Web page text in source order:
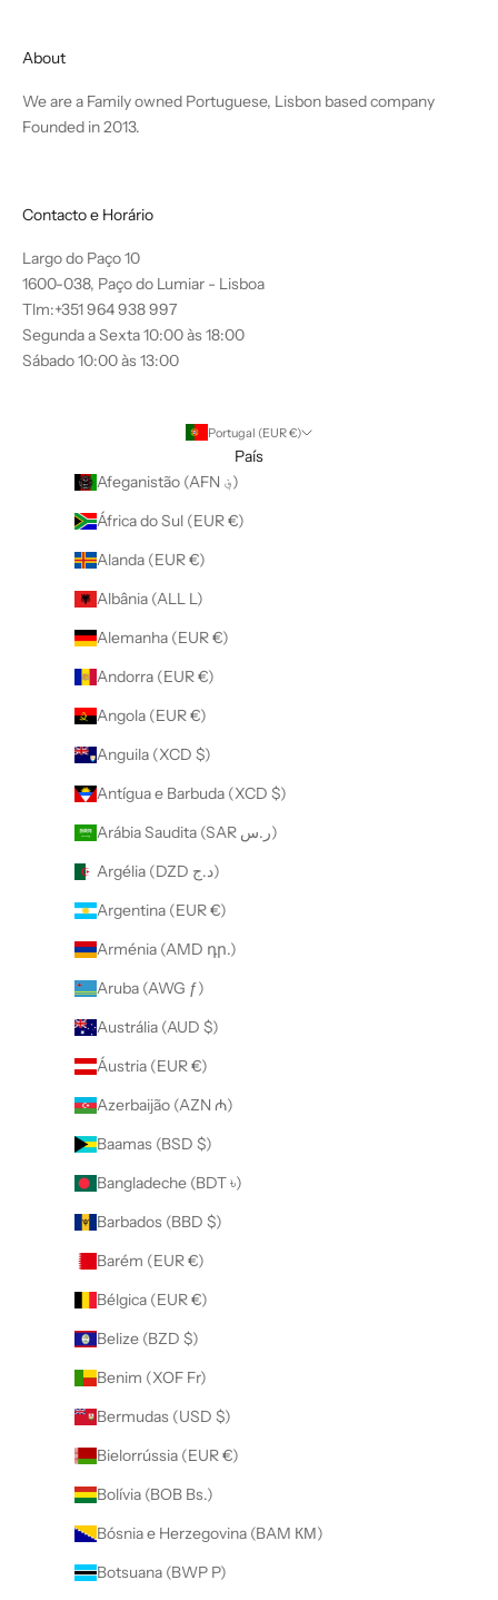
About
We are a Family owned Portuguese, Lisbon based company
Founded in 2013.
Contacto e Horário
Largo do Paço 10
1600-038, Paço do Lumiar - Lisboa
Tlm:+351 964 938 997
Segunda a Sexta 10:00 às 18:00
Sábado 10:00 às 13:00
Portugal (EUR €)
País
Afeganistão (AFN ؋)
África do Sul (EUR €)
Alanda (EUR €)
Albânia (ALL L)
Alemanha (EUR €)
Andorra (EUR €)
Angola (EUR €)
Anguila (XCD $)
Antígua e Barbuda (XCD $)
Arábia Saudita (SAR ر.س)
Argélia (DZD د.ج)
Argentina (EUR €)
Arménia (AMD դր.)
Aruba (AWG ƒ)
Austrália (AUD $)
Áustria (EUR €)
Azerbaijão (AZN ₼)
Baamas (BSD $)
Bangladeche (BDT ৳)
Barbados (BBD $)
Barém (EUR €)
Bélgica (EUR €)
Belize (BZD $)
Benim (XOF Fr)
Bermudas (USD $)
Bielorrússia (EUR €)
Bolívia (BOB Bs.)
Bósnia e Herzegovina (BAM КМ)
Botsuana (BWP P)